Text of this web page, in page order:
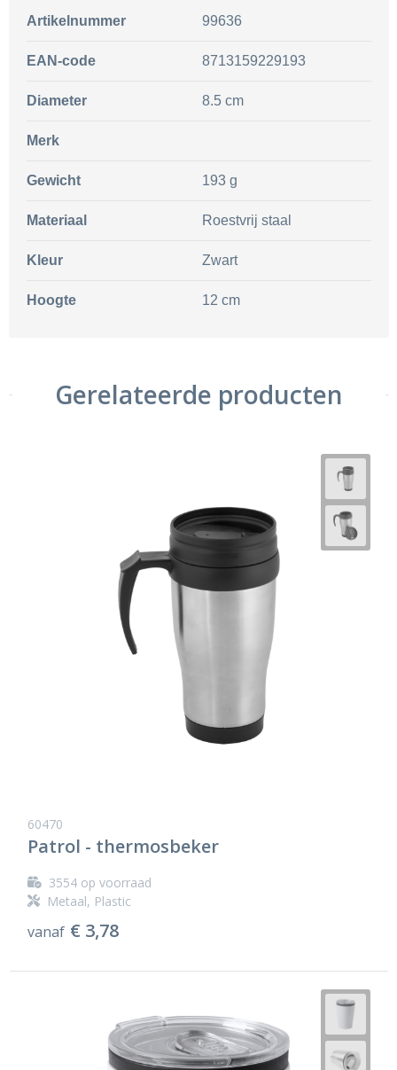
Artikelnummer 99636
EAN-code 8713159229193
Diameter 8.5 cm
Merk
Gewicht 193 g
Materiaal Roestvrij staal
Kleur Zwart
Hoogte 12 cm
Gerelateerde producten
60470
Patrol - thermosbeker
3554op voorraad
Metaal, Plastic
vanaf € 3,78